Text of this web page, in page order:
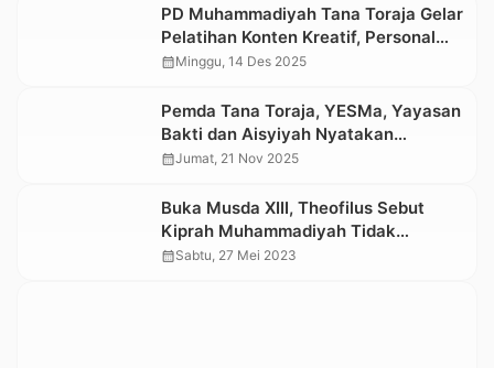
PD Muhammadiyah Tana Toraja Gelar
Pelatihan Konten Kreatif, Personal
Brending dan Menulis Berita
calendar_monthMinggu, 14 Des 2025
Pemda Tana Toraja, YESMa, Yayasan
Bakti dan Aisyiyah Nyatakan
komitmen Bersama Cegah
calendar_monthJumat, 21 Nov 2025
Buka Musda XIII, Theofilus Sebut
Kiprah Muhammadiyah Tidak
Diragukan Lagi
calendar_monthSabtu, 27 Mei 2023